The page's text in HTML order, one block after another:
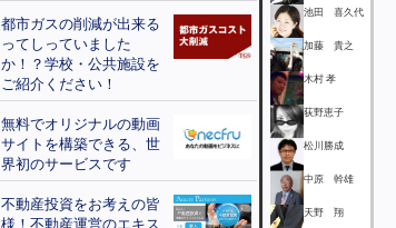
都市ガスの削減が出来る
ってしっていました
か！？学校・公共施設を
ご紹介ください！
無料でオリジナルの動画
サイトを構築できる、世
界初のサービスです
不動産投資をお考えの皆
様！不動産運営のエキス
池田 喜久代
加藤 貴之
木村 孝
荻野恵子
松川勝成
中原 幹雄
天野 翔